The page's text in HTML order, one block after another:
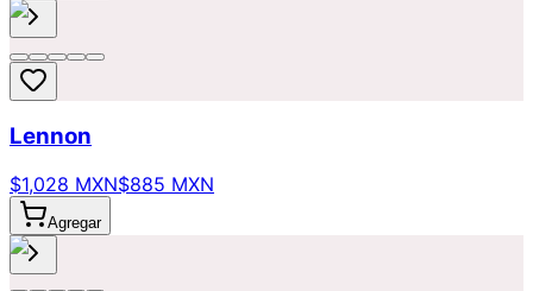
Lennon
$1,028 MXN$885 MXN
Agregar